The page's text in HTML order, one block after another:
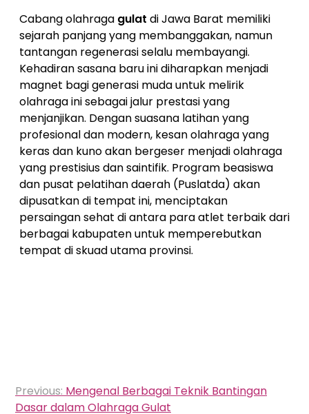
Cabang olahraga gulat di Jawa Barat memiliki
sejarah panjang yang membanggakan, namun
tantangan regenerasi selalu membayangi.
Kehadiran sasana baru ini diharapkan menjadi
magnet bagi generasi muda untuk melirik
olahraga ini sebagai jalur prestasi yang
menjanjikan. Dengan suasana latihan yang
profesional dan modern, kesan olahraga yang
keras dan kuno akan bergeser menjadi olahraga
yang prestisius dan saintifik. Program beasiswa
dan pusat pelatihan daerah (Puslatda) akan
dipusatkan di tempat ini, menciptakan
persaingan sehat di antara para atlet terbaik dari
berbagai kabupaten untuk memperebutkan
tempat di skuad utama provinsi.
Navigasi
pos
Previous: Mengenal Berbagai Teknik Bantingan
Dasar dalam Olahraga Gulat